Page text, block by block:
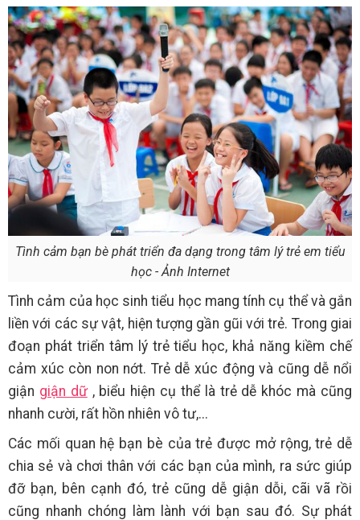
Tình cảm bạn bè phát triển đa dạng trong tâm lý trẻ em tiểu
học - Ảnh Internet
Tình cảm của học sinh tiểu học mang tính cụ thể và gắn
liền với các sự vật, hiện tượng gần gũi với trẻ. Trong giai
đoạn phát triển tâm lý trẻ tiểu học, khả năng kiềm chế
cảm xúc còn non nớt. Trẻ dễ xúc động và cũng dễ nổi
giận giận dữ, biểu hiện cụ thể là trẻ dễ khóc mà cũng
nhanh cười, rất hồn nhiên vô tư,...
Các mối quan hệ bạn bè của trẻ được mở rộng, trẻ dễ
chia sẻ và chơi thân với các bạn của mình, ra sức giúp
đỡ bạn, bên cạnh đó, trẻ cũng dễ giận dỗi, cãi vã rồi
cũng nhanh chóng làm lành với bạn sau đó. Sự phát